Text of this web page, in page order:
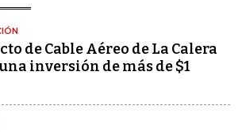
de Cable Aéreo de La Calera
inversión de más de $1